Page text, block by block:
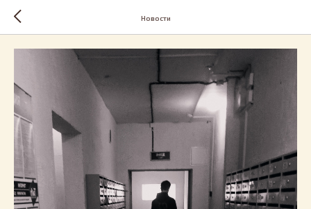
Новости